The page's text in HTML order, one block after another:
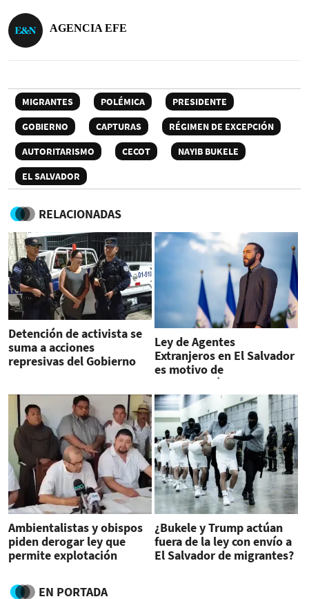
AGENCIA EFE
MIGRANTES POLÉMICA
PRESIDENTE
GOBIERNO
CAPTURAS
RÉGIMEN DE EXCEPCIÓN
AUTORITARISMO
CECOT
NAYIB BUKELE
EL SALVADOR
RELACIONADAS
Detención de activista se
suma a acciones
represivas del Gobierno
Ley de Agentes
Extranjeros en El Salvador
es motivo de
preocupación, dice ONU
Ambientalistas y obispos
piden derogar ley que
permite explotación
¿Bukele y Trump actúan
fuera de la ley con envío a
El Salvador de migrantes?
EN PORTADA